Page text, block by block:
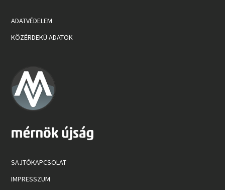
ADATVÉDELEM
KÖZÉRDEKŰ ADATOK
SAJTÓKAPCSOLAT
IMPRESSZUM